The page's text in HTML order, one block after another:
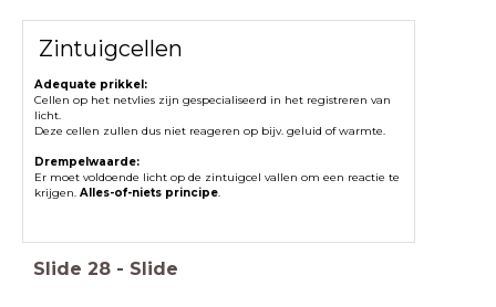
Zintuigcellen
Adequate prikkel:
Cellen op het netvlies zijn gespecialiseerd in het registreren van
licht.
Deze cellen zullen dus niet reageren op bijv. geluid of warmte.
Drempelwaarde:
Er moet voldoende licht op de zintuigcel vallen om een reactie te
krijgen. Alles-of-niets principe.
Slide 28 - Slide